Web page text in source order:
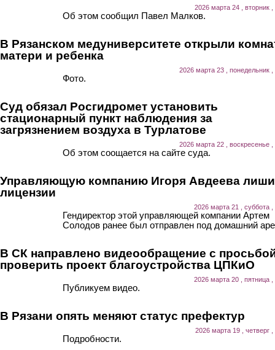
2026 марта 24 , вторник ,
Об этом сообщил Павел Малков.
В Рязанском медуниверситете открыли
матери и ребенка
2026 марта 23 , понедельник ,
Фото.
Суд обязал Росгидромет установить
стационарный пункт наблюдения за
загрязнением воздуха в Турлатове
2026 марта 22 , воскресенье ,
Об этом соощается на сайте суда.
Управляющую компанию Игоря Авдеева
лицензии
2026 марта 21 , суббота ,
Гендиректор этой управляющей компании Артем
Солодов ранее был отправлен под домашний
В СК направлено видеообращение с
проверить проект благоустройства ЦПКиО
2026 марта 20 , пятница ,
Публикуем видео.
В Рязани опять меняют статус префектур
2026 марта 19 , четверг ,
Подробности.